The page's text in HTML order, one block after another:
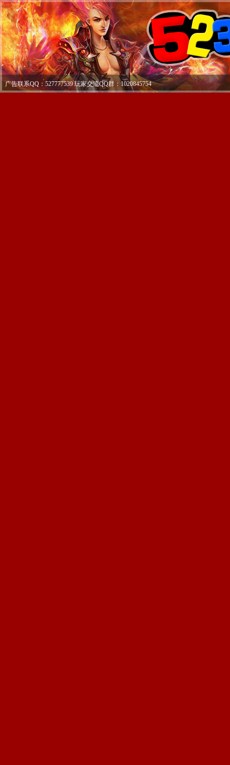
广告联系QQ：527777539 玩家交流QQ群：1020845754